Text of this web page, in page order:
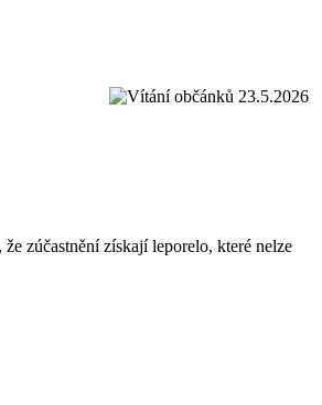
zúčastnění získají leporelo, které nelze